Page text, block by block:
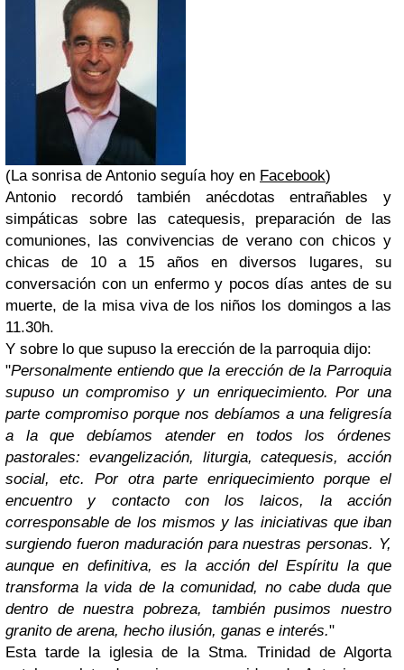
(La sonrisa de Antonio seguía hoy en Facebook)
Antonio recordó también anécdotas entrañables y
simpáticas sobre las catequesis, preparación de las
comuniones, las convivencias de verano con chicos y
chicas de 10 a 15 años en diversos lugares, su
conversación con un enfermo y pocos días antes de su
muerte, de la misa viva de los niños los domingos a las
11.30h.
Y sobre lo que supuso la erección de la parroquia dijo:
"Personalmente entiendo que la erección de la Parroquia
supuso un compromiso y un enriquecimiento. Por una
parte compromiso porque nos debíamos a una feligresía
a la que debíamos atender en todos los órdenes
pastorales: evangelización, liturgia, catequesis, acción
social, etc. Por otra parte enriquecimiento porque el
encuentro y contacto con los laicos, la acción
corresponsable de los mismos y las iniciativas que iban
surgiendo fueron maduración para nuestras personas. Y,
aunque en definitiva, es la acción del Espíritu la que
transforma la vida de la comunidad, no cabe duda que
dentro de nuestra pobreza, también pusimos nuestro
granito de arena, hecho ilusión, ganas e interés."
Esta tarde la iglesia de la Stma. Trinidad de Algorta